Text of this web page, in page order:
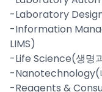
-Laboratory Design
-Information
LIMS)
-Life Science(생명
-Nanotechnology(
-Reagents &